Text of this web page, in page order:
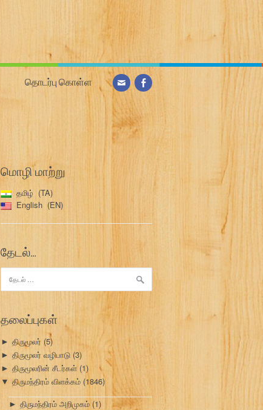
தொடர்பு கொள்ள
மொழி மாற்று
தமிழ்
TA
English
EN
தேடல்…
தேடு:
தலைப்புகள்
► திருமூலர் (5)
► திருமூலர் வழிபாடு (3)
► திருமூலரின் சீடர்கள் (1)
▼ திருமந்திரம் விளக்கம் (1846)
► திருமந்திரம் அறிமுகம் (1)